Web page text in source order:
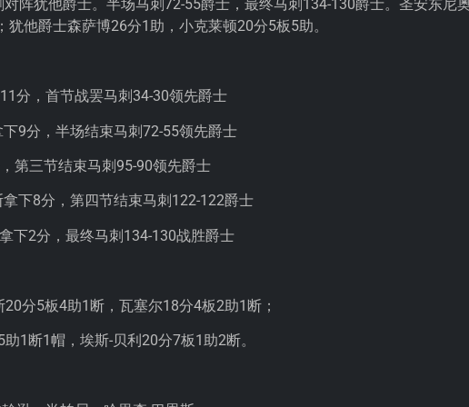
阵犹他爵士。半场马刺72-55爵士，最终马刺134-130爵士。圣安东尼
他爵士森萨博26分1助，小克莱顿20分5板5助。
分，首节战罢马刺34-30领先爵士
9分，半场结束马刺72-55领先爵士
第三节结束马刺95-90领先爵士
下8分，第四节结束马刺122-122爵士
下2分，最终马刺134-130战胜爵士
分5板4助1断，瓦塞尔18分4板2助1断；
1断1帽，埃斯-贝利20分7板1助2断。